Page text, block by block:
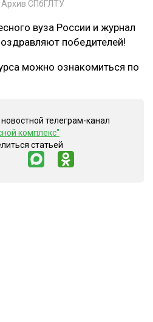
Архив СПбГЛТУ
вуза России и журнал
победителей!
можно ознакомиться по
телеграм-канал
комплекс"
статьей